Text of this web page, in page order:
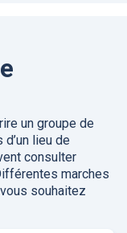
un groupe de
lieu de
consulter
marches
souhaitez